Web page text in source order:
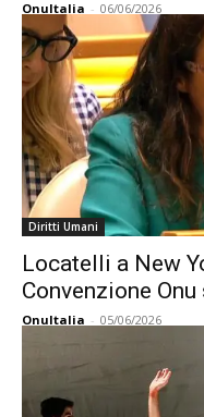
OnuItalia - 06/06/2026
Diritti Umani
Locatelli a New
Convenzione
OnuItalia - 05/06/2026